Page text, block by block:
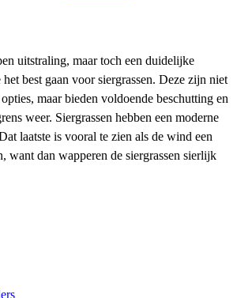
uitstraling, maar toch een duidelijke
best gaan voor siergrassen. Deze zijn niet
maar bieden voldoende beschutting en
weer. Siergrassen hebben een moderne
laatste is vooral te zien als de wind een
want dan wapperen de siergrassen sierlijk